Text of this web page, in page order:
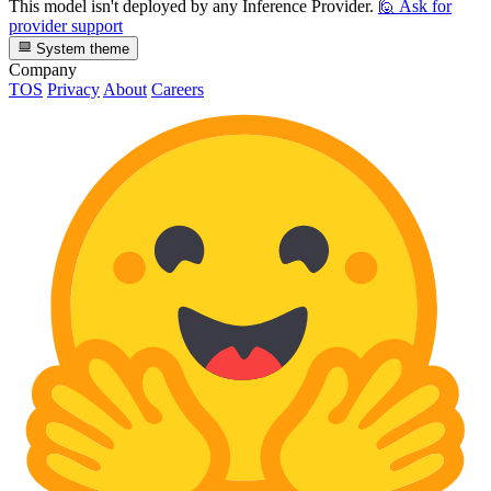
This model isn't deployed by any Inference Provider. 🙋 Ask for
provider support
System theme
Company
TOS Privacy About Careers